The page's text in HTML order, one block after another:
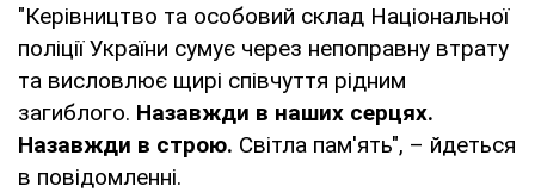
"Керівництво та особовий склад Національної
поліції України сумує через непоправну втрату
та висловлює щирі співчуття рідним
загиблого. Назавжди в наших серцях.
Назавжди в строю. Світла пам'ять", – йдеться
в повідомленні.